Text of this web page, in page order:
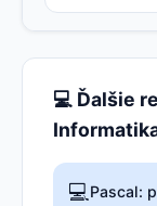
💻 Ďalšie
💻 Pascal: